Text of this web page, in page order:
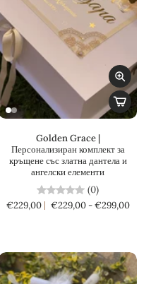
Golden Grace |
Персонализиран комплект за
кръщене със златна дантела и
ангелски елементи
(0)
€229,00 €229,00 - €299,00